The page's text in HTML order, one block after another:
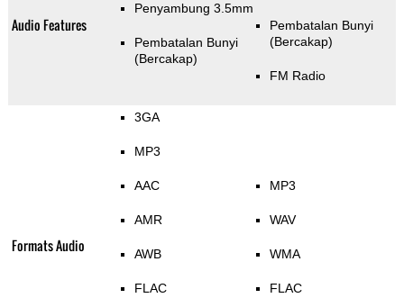
Audio Features
Penyambung 3.5mm
Pembatalan Bunyi
(Bercakap)
Pembatalan Bunyi
(Bercakap)
FM Radio
Formats Audio
3GA
MP3
AAC
AMR
AWB
FLAC
MP3
WAV
WMA
FLAC